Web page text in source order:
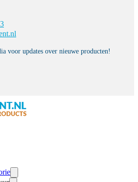
voor updates over nieuwe producten!